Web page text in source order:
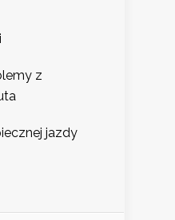
z
jazdy